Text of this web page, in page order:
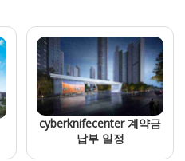
cyberknifecenter 계약금
납부 일정